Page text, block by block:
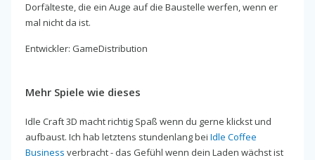
Dorfälteste, die ein Auge auf die Baustelle werfen, wenn er
mal nicht da ist.
Entwickler: GameDistribution
Mehr Spiele wie dieses
Idle Craft 3D macht richtig Spaß wenn du gerne klickst und
aufbaust. Ich hab letztens stundenlang bei Idle Coffee
Business verbracht - das Gefühl wenn dein Laden wächst ist